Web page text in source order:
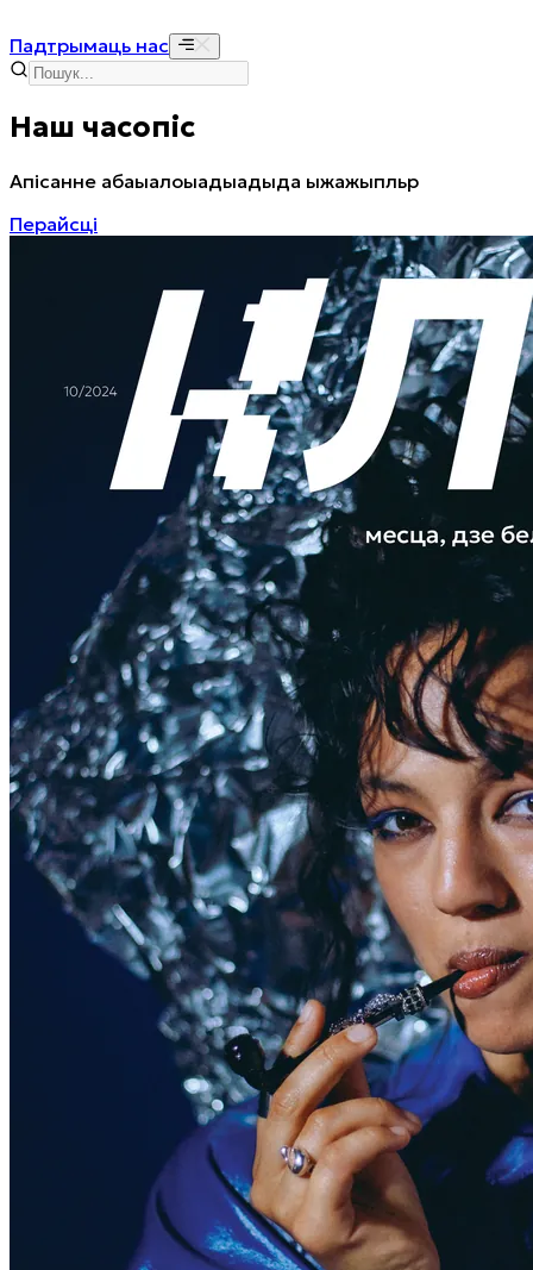
Падтрымаць нас
Наш часопіс
Апісанне абаыалоыадыадыда ыжажыпльр
Перайсці